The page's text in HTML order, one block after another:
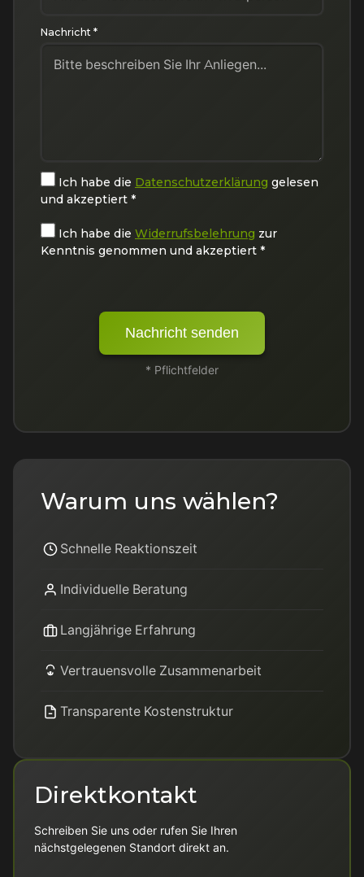
Nachricht *
Ich habe die Datenschutzerklärung gelesen
und akzeptiert *
Ich habe die Widerrufsbelehrung zur
Kenntnis genommen und akzeptiert *
Nachricht senden
* Pflichtfelder
Warum uns wählen?
Schnelle Reaktionszeit
Individuelle Beratung
Langjährige Erfahrung
Vertrauensvolle Zusammenarbeit
Transparente Kostenstruktur
Direktkontakt
Schreiben Sie uns oder rufen Sie Ihren
nächstgelegenen Standort direkt an.